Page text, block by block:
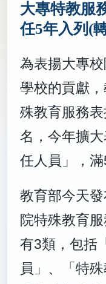
大專特教服
任5年入列(
為表揚大專
學校的貢獻
殊教育服務
名，今年擴
任人員」，滿
教育部今天
院特殊教育
有3類，包括
員」、「特